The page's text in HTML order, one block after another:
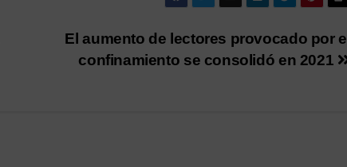
El aumento de lectores provocado por el
confinamiento se consolidó en 2021